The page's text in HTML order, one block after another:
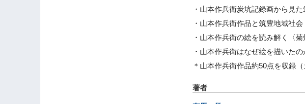
・山本作兵衛炭坑記録画から見た
・山本作兵衛作品と筑豊地域社会
・山本作兵衛の絵を読み解く〈菊
・山本作兵衛はなぜ絵を描いたの
＊山本作兵衛作品約50点を収録（
著者